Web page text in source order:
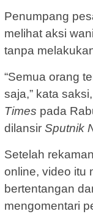
Penumpang
melihat aksi
tanpa
“Semua orang
saja,” kata
Times pada
dilansir Sputnik
Setelah
online, video itu
bertentangan
mengomentari